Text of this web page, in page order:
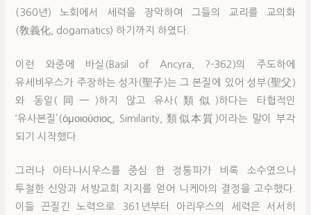
(360년) 노회에서 세력을 장악하여 그들의 교리를 교의화
(敎義化, dogamatics) 하기까지 하였다.
이런 와중에 바실(Basil of Ancyra, ?-362)의 주도하에
유세비우스가 주장하는 성자(聖子)는 그 본질에 있어 성부(聖父)
와 동일(同一)하지 않고 유사(類似)하다는 타협적인
‘유사본질’(ὁμοιούσιος, Similarity, 類似本質)이라는 말이 부각
되기 시작했다.
그러나 아타나시우스를 중심 한 정통파가 비록 소수였으나
투철한 신앙과 서방교회 지지를 얻어 니케아의 결정을 고수했다.
이들 끈질긴 노력으로 361년부터 아리우스의 세력은 서서히